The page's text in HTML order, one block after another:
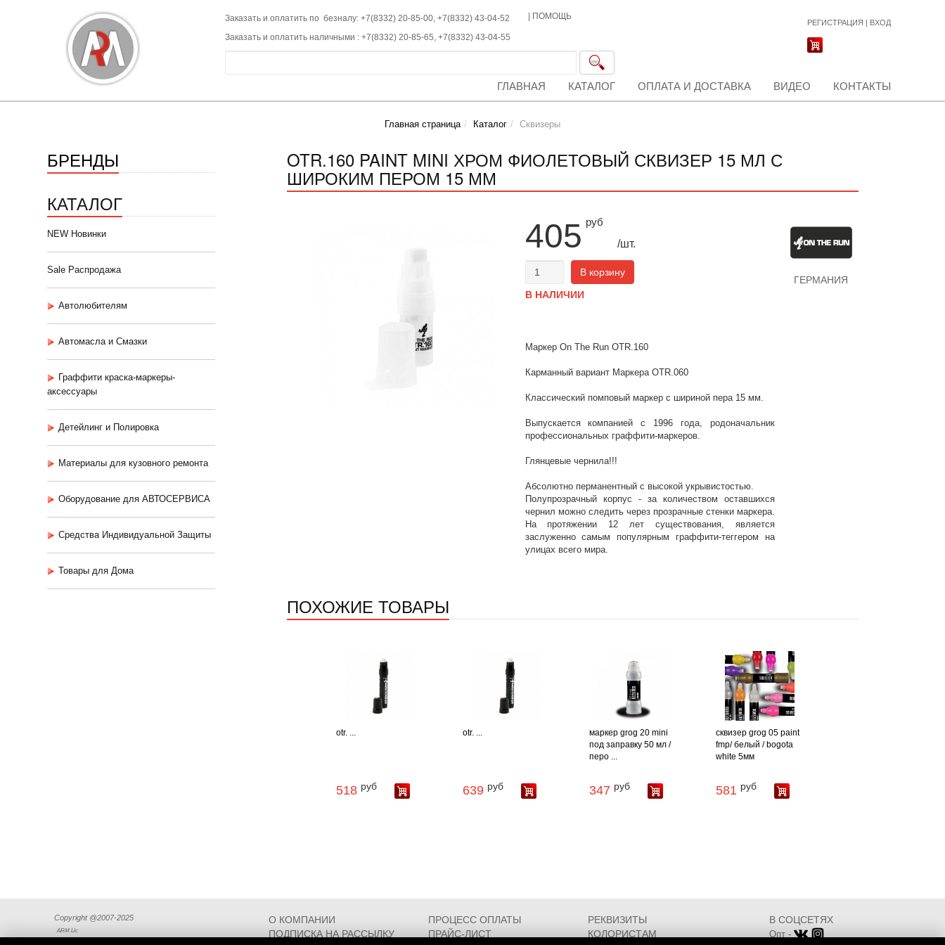
Заказать и оплатить по безналу: +7(8332) 20-85-00, +7(8332) 43-04-52
Заказать и оплатить наличными : +7(8332) 20-85-65, +7(8332) 43-04-55
ПОМОЩЬ
РЕГИСТРАЦИЯ | ВХОД
ГЛАВНАЯ КАТАЛОГ ОПЛАТА И ДОСТАВКА ВИДЕО КОНТАКТЫ
Главная страница Каталог Сквизеры
БРЕНДЫ
КАТАЛОГ
NEW Новинки
Sale Распродажа
Автолюбителям
Автомасла и Смазки
Граффити краска-маркеры-
аксессуары
Детейлинг и Полировка
Материалы для кузовного ремонта
Оборудование для АВТОСЕРВИСА
Средства Индивидуальной Защиты
Товары для Дома
OTR.160 PAINT MINI ХРОМ ФИОЛЕТОВЫЙ СКВИЗЕР 15 МЛ С
ШИРОКИМ ПЕРОМ 15 ММ
405 руб
/шт.
В корзину
В НАЛИЧИИ
Маркер On The Run OTR.160
Карманный вариант Маркера OTR.060
Классический помповый маркер с шириной пера 15 мм.
Выпускается компанией с 1996 года, родоначальник
профессиональных граффити-маркеров.
Глянцевые чернила!!!
Абсолютно перманентный с высокой укрывистостью.
Полупрозрачный корпус - за количеством оставшихся
чернил можно следить через прозрачные стенки маркера.
На протяжении 12 лет существования, является
заслуженно самым популярным граффити-теггером на
улицах всего мира.
ГЕРМАНИЯ
ПОХОЖИЕ ТОВАРЫ
otr. ...
518 руб
otr. ...
639 руб
маркер grog 20 mini
под заправку 50 мл /
перо ...
347 руб
сквизер grog 05 paint
fmp/ белый / bogota
white 5мм
581 руб
Copyright @2007-2025
ARM Llc
О КОМПАНИИ ПРОЦЕСС ОПЛАТЫ
РЕКВИЗИТЫ
ПОДПИСКА НА РАССЫЛКУ
ПРАЙС-ЛИСТ
КОЛОРИСТАМ
В СОЦСЕТЯХ
Опт -